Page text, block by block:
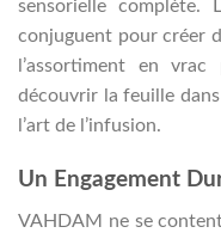
sensorielle complète.
conjuguent pour créer
l’assortiment en
découvrir la feuille
l’art de l’infusion.
Un Engagement
VAHDAM ne se